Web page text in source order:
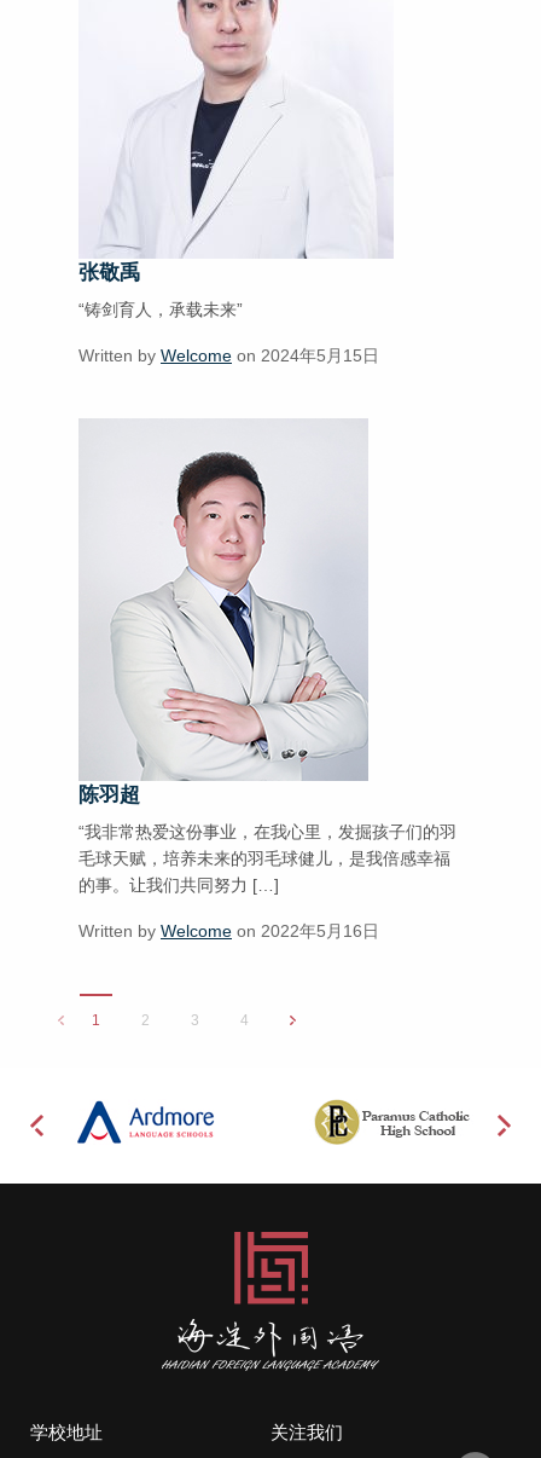
张敬禹
“铸剑育人，承载未来”
Written by Welcome on 2024年5月15日
陈羽超
“我非常热爱这份事业，在我心里，发掘孩子们的羽
毛球天赋，培养未来的羽毛球健儿，是我倍感幸福
的事。让我们共同努力 […]
Written by Welcome on 2022年5月16日
1 2 3 4
学校地址 关注我们